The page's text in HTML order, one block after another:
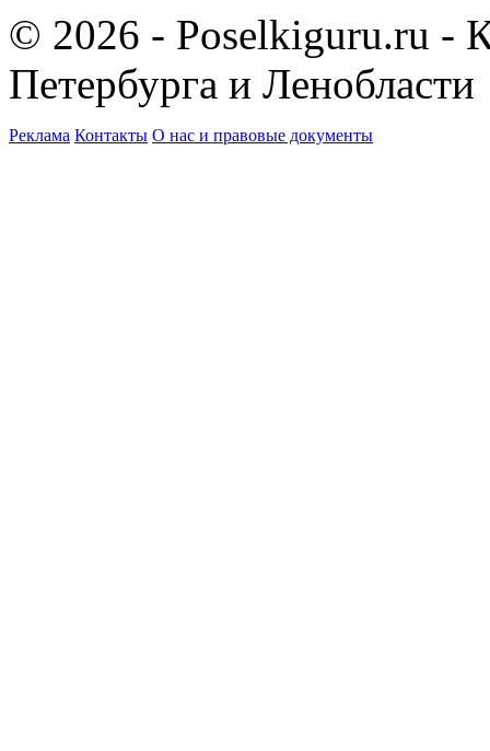
© 2026 - Poselkiguru.ru -
Петербурга и Ленобласти
Реклама Контакты О нас и правовые документы